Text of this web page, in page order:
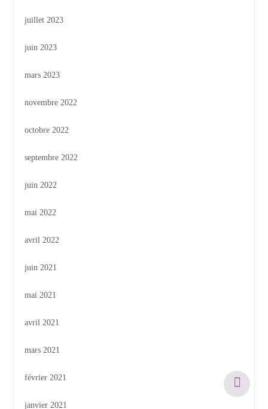
juillet 2023
juin 2023
mars 2023
novembre 2022
octobre 2022
septembre 2022
juin 2022
mai 2022
avril 2022
juin 2021
mai 2021
avril 2021
mars 2021
février 2021
janvier 2021